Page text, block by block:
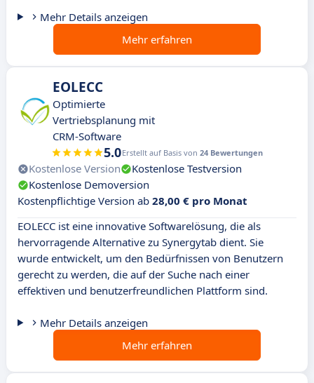
Mehr Details anzeigen
Mehr erfahren
EOLECC
Optimierte
Vertriebsplanung mit
CRM-Software
5.0Erstellt auf Basis von 24 Bewertungen
Kostenlose Version
Kostenlose Testversion
Kostenlose Demoversion
Kostenpflichtige Version ab 28,00 € pro Monat
EOLECC ist eine innovative Softwarelösung, die als
hervorragende Alternative zu Synergytab dient. Sie
wurde entwickelt, um den Bedürfnissen von Benutzern
gerecht zu werden, die auf der Suche nach einer
effektiven und benutzerfreundlichen Plattform sind.
Mehr Details anzeigen
Mehr erfahren